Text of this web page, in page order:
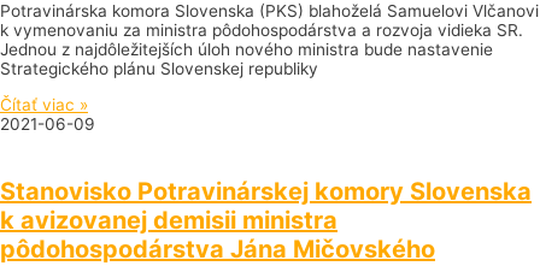
Potravinárska komora Slovenska (PKS) blahoželá Samuelovi Vlčanovi
k vymenovaniu za ministra pôdohospodárstva a rozvoja vidieka SR.
Jednou z najdôležitejších úloh nového ministra bude nastavenie
Strategického plánu Slovenskej republiky
Čítať viac »
2021-06-09
Stanovisko Potravinárskej komory Slovenska
k avizovanej demisii ministra
pôdohospodárstva Jána Mičovského